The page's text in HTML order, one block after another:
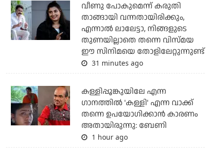
വീണു പോകുമെന്ന് കരുതി
താങ്ങായി വന്നതായിരിക്കും,
എന്നാല്‍ ലാലേട്ടാ, നിങ്ങളുടെ
തുണയില്ലാതെ തന്നെ വിസ്മയ
ഈ സിനിമയെ തോളിലേറ്റുന്നുണ്ട്
31 minutes ago
കള്ളിപ്പൂങ്കുയിലേ എന്ന
ഗാനത്തിൽ 'കള്ളി' എന്ന വാക്ക്
തന്നെ ഉപയോഗിക്കാൻ കാരണം
അതായിരുന്നു: ബേണി
1 hour ago